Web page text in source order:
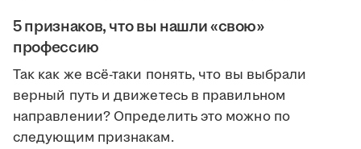
5 признаков, что вы нашли «свою»
профессию
Так как же всё-таки понять, что вы выбрали
верный путь и движетесь в правильном
направлении? Определить это можно по
следующим признакам.